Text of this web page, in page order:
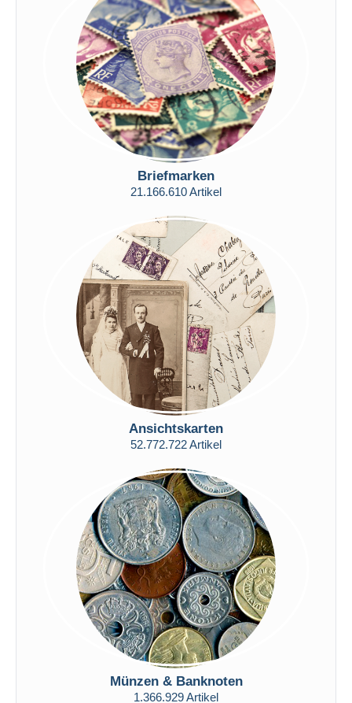
Alle Laufzeiten
Neu seit Tage(n)
Endet in Stunde(n)
$ bis
Kostenloser Versand
PayPal
Banküberweisung
Visa
Mastercard
Bancontact
iDeal
Maestro
Gesamte Auswahl aufheben
Wohnsitz des Verkäufers
Übernehmen
Briefmarken
21.166.610 Artikel
Ansichtskarten
52.772.722 Artikel
Münzen & Banknoten
1.366.929 Artikel